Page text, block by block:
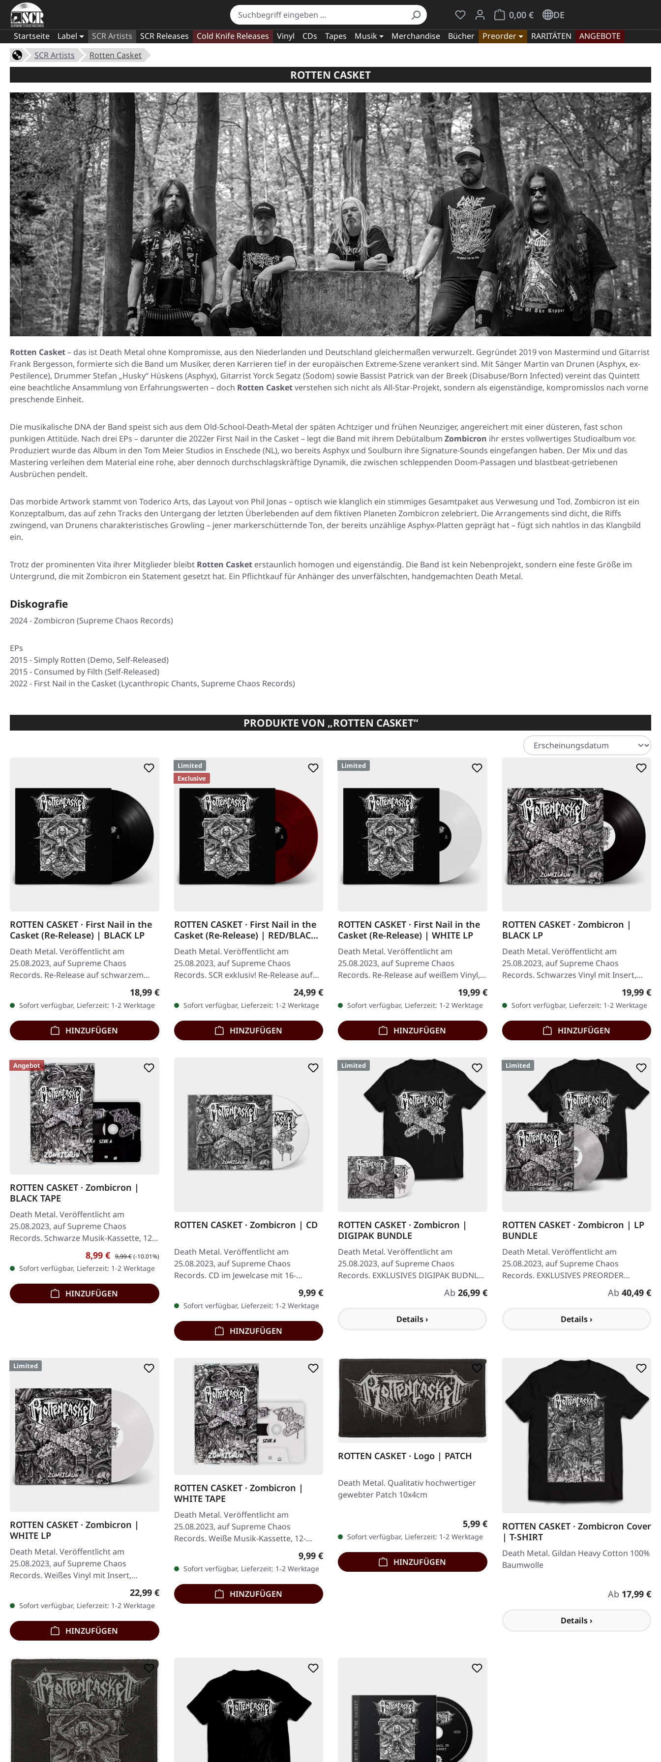
Du hast 0 Produkte auf dem Merkzettel
0,00 €
Warenkorb enthält 0 Positionen. Der
DE
Startseite Label SCR Artists SCR Releases Cold Knife Releases Vinyl CDs Tapes Musik Merchandise Bücher Preorder RARITÄTEN
ANGEBOTE
SCR Artists
Rotten Casket
ROTTEN CASKET
Rotten Casket– das ist Death Metal ohne Kompromisse, aus den Niederlanden und Deutschland gleichermaßen verwurzelt. Gegründet 2019 von Mastermind und Gitarrist
Frank Bergesson, formierte sich die Band um Musiker, deren Karrieren tief in der europäischen Extreme-Szene verankert sind. Mit Sänger Martin van Drunen (Asphyx, ex-
Pestilence), Drummer Stefan „Husky“ Hüskens (Asphyx), Gitarrist Yorck Segatz (Sodom) sowie Bassist Patrick van der Breek (Disabuse/Born Infected) vereint das Quintett
eine beachtliche Ansammlung von Erfahrungswerten – doch Rotten Casketverstehen sich nicht als All-Star-Projekt, sondern als eigenständige, kompromisslos nach vorne
preschende Einheit.
Die musikalische DNA der Band speist sich aus dem Old-School-Death-Metal der späten Achtziger und frühen Neunziger, angereichert mit einer düsteren, fast schon
punkigen Attitüde. Nach drei EPs – darunter die 2022er First Nail in the Casket– legt die Band mit ihrem Debütalbum Zombicron ihr erstes vollwertiges Studioalbum vor.
Produziert wurde das Album in den Tom Meier Studios in Enschede (NL), wo bereits Asphyx und Soulburn ihre Signature-Sounds eingefangen haben. Der Mix und das
Mastering verleihen dem Material eine rohe, aber dennoch durchschlagskräftige Dynamik, die zwischen schleppenden Doom-Passagen und blastbeat-getriebenen
Ausbrüchen pendelt.
Das morbide Artwork stammt von Toderico Arts, das Layout von Phil Jonas – optisch wie klanglich ein stimmiges Gesamtpaket aus Verwesung und Tod. Zombicron ist ein
Konzeptalbum, das auf zehn Tracks den Untergang der letzten Überlebenden auf dem fiktiven Planeten Zombicron zelebriert. Die Arrangements sind dicht, die Riffs
zwingend, van Drunens charakteristisches Growling – jener markerschütternde Ton, der bereits unzählige Asphyx-Platten geprägt hat – fügt sich nahtlos in das Klangbild
ein.
Trotz der prominenten Vita ihrer Mitglieder bleibt Rotten Casket erstaunlich homogen und eigenständig. Die Band ist kein Nebenprojekt, sondern eine feste Größe im
Untergrund, die mitZombicron ein Statement gesetzt hat. Ein Pflichtkauf für Anhänger des unverfälschten, handgemachten Death Metal.
Diskografie
2024 - Zombicron (Supreme Chaos Records)
EPs
2015 - Simply Rotten (Demo, Self-Released)
2015 - Consumed by Filth (Self-Released)
2022 - First Nail in the Casket (Lycanthropic Chants, Supreme Chaos Records)
PRODUKTE VON „ROTTEN CASKET“
ROTTEN CASKET · First Nail in the
Casket (Re-Release) | BLACK LP
Death Metal. Veröffentlicht am
25.08.2023, auf Supreme Chaos
Records. Re-Release auf schwarzem
Vinyl. Vinyl-Spezifikationen: · 180gRegulärer Preis:
18,99 €
Sofort verfügbar, Lieferzeit: 1-2 Werktage
HINZUFÜGEN
Limited
Exclusive
ROTTEN CASKET · First Nail in the
Casket (Re-Release) | RED/BLACK
LP
Death Metal. Veröffentlicht am
25.08.2023, auf Supreme Chaos
Records. SCR exklusiv! Re-Release auf
Regulärer Preis:
24,99 €
Sofort verfügbar, Lieferzeit: 1-2 Werktage
HINZUFÜGEN
Limited
ROTTEN CASKET · First Nail in the
Casket (Re-Release) | WHITE LP
Death Metal. Veröffentlicht am
25.08.2023, auf Supreme Chaos
Records. Re-Release auf weißem Vinyl,
limitiert auf 100 handnummerierteRegulärer Preis:
19,99 €
Sofort verfügbar, Lieferzeit: 1-2 Werktage
HINZUFÜGEN
ROTTEN CASKET · Zombicron |
BLACK LP
Death Metal. Veröffentlicht am
25.08.2023, auf Supreme Chaos
Records. Schwarzes Vinyl mit Insert,
Erstauflage, nur 500 Exemplare. · 180g
19,99 €
Sofort verfügbar, Lieferzeit: 1-2 Werktage
HINZUFÜGEN
Angebot
ROTTEN CASKET · Zombicron |
BLACK TAPE
Death Metal. Veröffentlicht am
25.08.2023, auf Supreme Chaos
Records. Schwarze Musik-Kassette, 12-
seitige J-Card (!), Body komplett
Verkaufspreis:
8,99 € Regulärer Preis:
9,99 € (-10.01%)
Sofort verfügbar, Lieferzeit: 1-2 Werktage
HINZUFÜGEN
ROTTEN CASKET · Zombicron | CD
Death Metal. Veröffentlicht am
25.08.2023, auf Supreme Chaos
Records. CD im Jewelcase mit 16-
seitigem Booklet. Nach ingsgesamt dreiRegulärer Preis:
9,99 €
Sofort verfügbar, Lieferzeit: 1-2 Werktage
HINZUFÜGEN
Limited
ROTTEN CASKET · Zombicron |
DIGIPAK BUNDLE
Death Metal. Veröffentlicht am
25.08.2023, auf Supreme Chaos
Records. EXKLUSIVES DIGIPAK BUDNLE!
Limitierte DigiPak-CD-Auflage mitRegulärer Preis:
Ab 26,99 €
Details ›
Limited
ROTTEN CASKET · Zombicron | LP
BUNDLE
Death Metal. Veröffentlicht am
25.08.2023, auf Supreme Chaos
Records. EXKLUSIVES PREORDER
BUDNLE! Die ersten 50 nummerierten
Regulärer
Ab 40,49 €
Details ›
Limited
ROTTEN CASKET · Zombicron |
WHITE LP
Death Metal. Veröffentlicht am
25.08.2023, auf Supreme Chaos
Records. Weißes Vinyl mit Insert,
limitiert auf 400 Exemplare. · 180gRegulärer Preis:
22,99 €
Sofort verfügbar, Lieferzeit: 1-2 Werktage
HINZUFÜGEN
ROTTEN CASKET · Zombicron |
WHITE TAPE
Death Metal. Veröffentlicht am
25.08.2023, auf Supreme Chaos
Records. Weiße Musik-Kassette, 12-
Regulärer Preis:
9,99 €
Sofort verfügbar, Lieferzeit: 1-2 Werktage
HINZUFÜGEN
ROTTEN CASKET · Logo | PATCH
Death Metal. Qualitativ hochwertiger
gewebter Patch 10x4cm
Regulärer Preis:
5,99 €
Sofort verfügbar, Lieferzeit: 1-2 Werktage
HINZUFÜGEN
ROTTEN CASKET · Zombicron Cover
| T-SHIRT
Death Metal. Gildan Heavy Cotton 100%
Baumwolle
Regulärer
Ab 17,99 €
Details ›